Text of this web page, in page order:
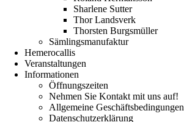
Sharlene Sutter
Thor Landsverk
Thorsten Burgsmüller
Sämlingsmanufaktur
Hemerocallis
Veranstaltungen
Informationen
Öffnungszeiten
Nehmen Sie Kontakt mit uns auf!
Allgemeine Geschäftsbedingungen
Datenschutzerklärung